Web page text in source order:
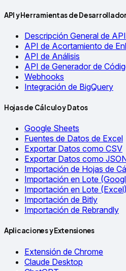
API y Herramientas de Desarrollador
Descripción General de API
API de Acortamiento de
API de Análisis
API de Generador de
Webhooks
Integración de BigQuery
Hojas de Cálculo y Datos
Google Sheets
Fuentes de Datos de Excel
Exportar Datos como CSV
Exportar Datos como
Importación de Hojas de
Importación en Lote
Importación en Lote (Excel)
Importación de Bitly
Importación de Rebrandly
Aplicaciones y Extensiones
Extensión de Chrome
Claude Desktop